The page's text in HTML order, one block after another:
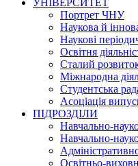
УНІВЕРСИТЕТ
Портрет ЧНУ
Наукова й
Наукові
Освітня
Сталий
Міжнародна
Студентська
Асоціація
ПІДРОЗДІЛИ
Навчально-
Навчально-
Освітньо-